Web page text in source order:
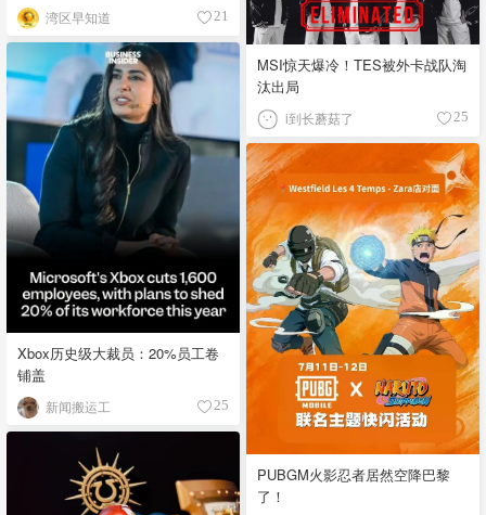
湾区早知道 21
MSI惊天爆冷！TES被外卡战队淘
汰出局
i到长蘑菇了 25
Xbox历史级大裁员：20%员工卷
铺盖
新闻搬运工 25
PUBGM火影忍者居然空降巴黎
了！